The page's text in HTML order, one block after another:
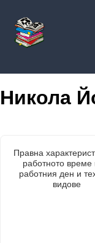
Никола
Правна
работното време
работния ден и
видове